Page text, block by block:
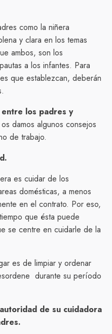
como la niñera
y clara en los temas
ambos, son los
a los infantes. Para
que establezcan, deberán
los padres y
damos algunos consejos
de trabajo.
es cuidar de los
domésticas, a menos
en el contrato. Por eso,
que ésta puede
se centre en cuidarle de la
es de limpiar y ordenar
durante su período
de su cuidadora